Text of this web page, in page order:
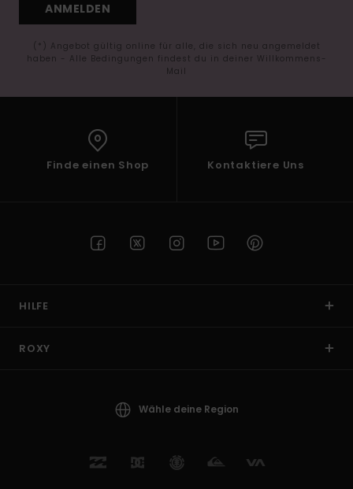
ANMELDEN
(*) Angebot gültig online für alle, die sich neu angemeldet
haben - Alle Bedingungen findest du in deiner Willkommens-
Mail
Finde einen Shop Kontaktiere Uns
HILFE
ROXY
Wähle deine Region